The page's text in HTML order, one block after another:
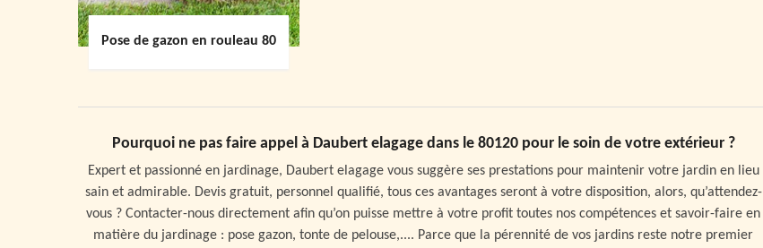
Pose de gazon en rouleau 80
Pourquoi ne pas faire appel à Daubert elagage dans le 80120 pour le soin de votre extérieur ?
Expert et passionné en jardinage, Daubert elagage vous suggère ses prestations pour maintenir votre jardin en lieu
sain et admirable. Devis gratuit, personnel qualifié, tous ces avantages seront à votre disposition, alors, qu’attendez-
vous ? Contacter-nous directement afin qu’on puisse mettre à votre profit toutes nos compétences et savoir-faire en
matière du jardinage : pose gazon, tonte de pelouse,.... Parce que la pérennité de vos jardins reste notre premier